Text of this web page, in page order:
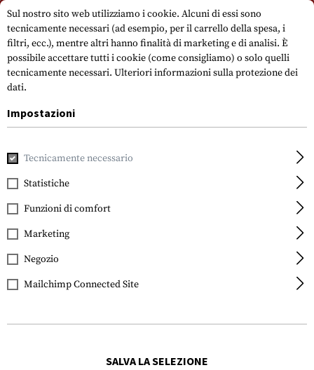
Si prega di notare che i tempi di consegna possono variare a causa di un
giorno festivo su 15.08.2026.
Casa Outdoor e sopravvivenza TF40 XM-L
TF40 XM-L U2
Sul nostro sito web utilizziamo i cookie. Alcuni di essi sono
tecnicamente necessari (ad esempio, per il carrello della spesa, i
filtri, ecc.), mentre altri hanno finalità di marketing e di analisi. È
possibile accettare tutti i cookie (come consigliamo) o solo quelli
tecnicamente necessari. Ulteriori informazioni sulla protezione dei
dati.
Impostazioni
Tecnicamente necessario
Statistiche
Funzioni di comfort
Marketing
Negozio
Mailchimp Connected Site
SALVA LA SELEZIONE